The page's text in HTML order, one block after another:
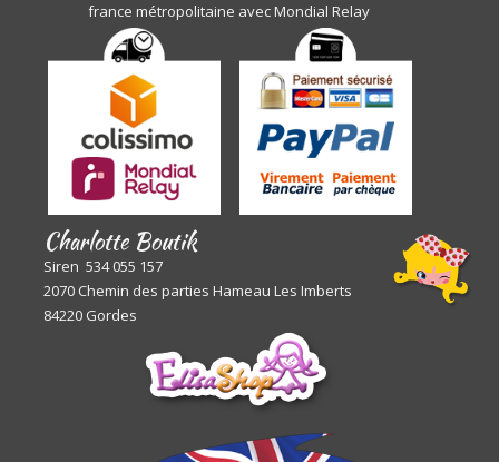
france métropolitaine avec Mondial Relay
Charlotte Boutik
Siren 534 055 157
2070 Chemin des parties Hameau Les Imberts
84220 Gordes